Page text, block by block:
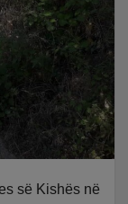
së Kishës në